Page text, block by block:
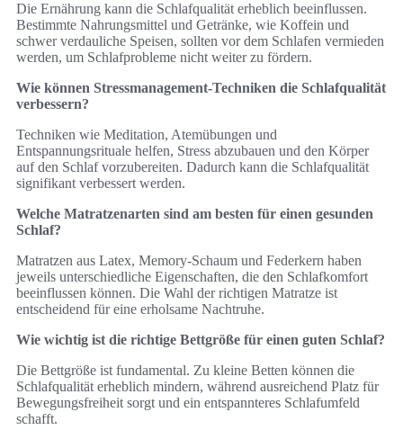
Die Ernährung kann die Schlafqualität erheblich beeinflussen.
Bestimmte Nahrungsmittel und Getränke, wie Koffein und
schwer verdauliche Speisen, sollten vor dem Schlafen vermieden
werden, um Schlafprobleme nicht weiter zu fördern.
Wie können Stressmanagement-Techniken die Schlafqualität
verbessern?
Techniken wie Meditation, Atemübungen und
Entspannungsrituale helfen, Stress abzubauen und den Körper
auf den Schlaf vorzubereiten. Dadurch kann die Schlafqualität
signifikant verbessert werden.
Welche Matratzenarten sind am besten für einen gesunden
Schlaf?
Matratzen aus Latex, Memory-Schaum und Federkern haben
jeweils unterschiedliche Eigenschaften, die den Schlafkomfort
beeinflussen können. Die Wahl der richtigen Matratze ist
entscheidend für eine erholsame Nachtruhe.
Wie wichtig ist die richtige Bettgröße für einen guten Schlaf?
Die Bettgröße ist fundamental. Zu kleine Betten können die
Schlafqualität erheblich mindern, während ausreichend Platz für
Bewegungsfreiheit sorgt und ein entspannteres Schlafumfeld
schafft.